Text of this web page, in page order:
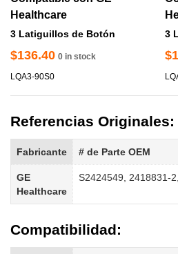
Healthcare
3 Latiguillos de Botón
$136.40 0 in stock
LQA3-90S0
3
Referencias Originales:
Fabricante # de Parte OEM
GE
Healthcare
S2424549, 2418831-2,
Compatibilidad: